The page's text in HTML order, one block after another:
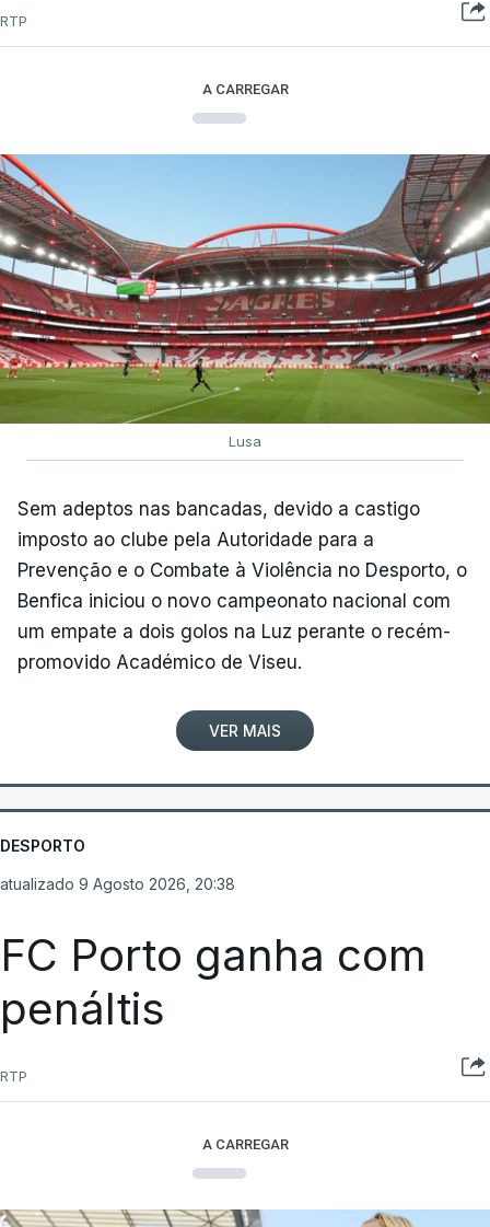
RTP
A CARREGAR
Lusa
Sem adeptos nas bancadas, devido a castigo
imposto ao clube pela Autoridade para a
Prevenção e o Combate à Violência no Desporto, o
Benfica iniciou o novo campeonato nacional com
um empate a dois golos na Luz perante o recém-
promovido Académico de Viseu.
VER MAIS
DESPORTO
atualizado 9 Agosto 2026, 20:38
FC Porto ganha com
penáltis
RTP
A CARREGAR